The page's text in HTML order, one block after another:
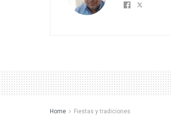
Home Fiestas y tradiciones